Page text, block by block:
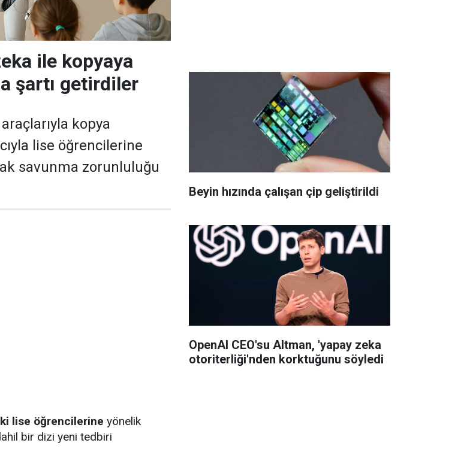
ile kopyaya
şartı getirdiler
kopya
lise öğrencilerine
savunma zorunluluğu
lise öğrencilerine yönelik
bir dizi yeni tedbiri
Beyin hızında çalışan çip geliştirildi
OpenAI CEO'su Altman, 'yapay zeka
otoriterliği'nden korktuğunu söyledi